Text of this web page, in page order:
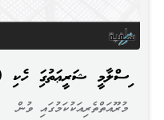
އިސްލާމީ ޝަރީޢަތުގައި ހެކި
މުރޫއަތްތެރިއަކުކަމުގައި ވުން